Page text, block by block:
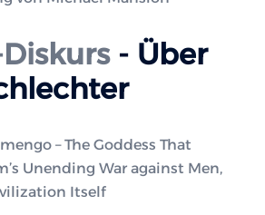
- Über
– The Goddess That
Unending War against Men,
Itself